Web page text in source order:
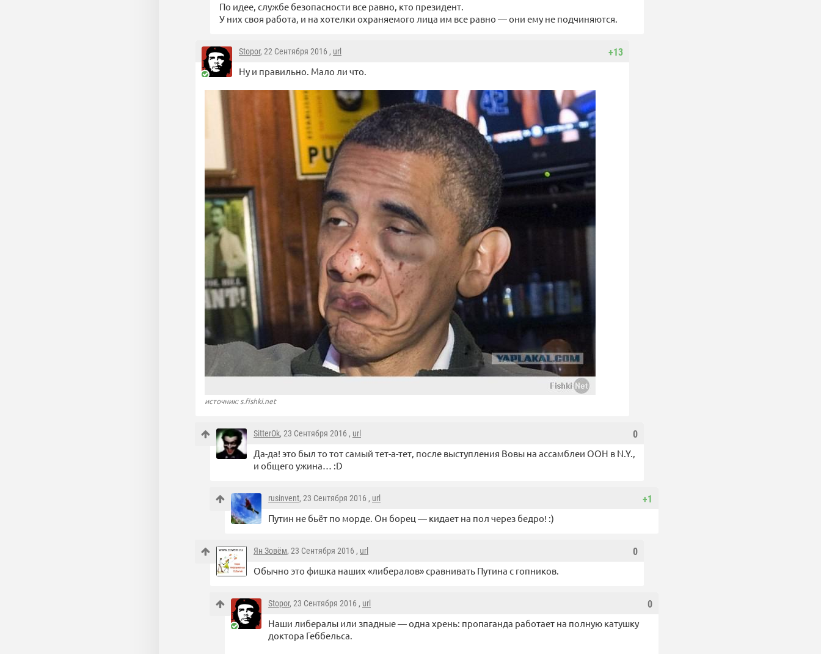
По идее, службе безопасности все равно, кто президент.
У них своя работа, и на хотелки охраняемого лица им все равно — они ему не подчиняются.
+13
Stopor, 22 Сентября 2016 , url
Ну и правильно. Мало ли что.
источник: s.fishki.net
0
SitterOk, 23 Сентября 2016 , url
Да-да! это был то тот самый тет-а-тет, после выступления Вовы на ассамблеи ООН в N.Y.,
и общего ужина… :D
+1
rusinvent, 23 Сентября 2016 , url
Путин не бьёт по морде. Он борец — кидает на пол через бедро! :)
0
Ян Зовём, 23 Сентября 2016 , url
Обычно это фишка наших «либералов» сравнивать Путина с гопников.
0
Stopor, 23 Сентября 2016 , url
Наши либералы или зпадные — одна хрень: пропаганда работает на полную катушку
доктора Геббельса.